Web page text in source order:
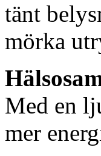
tänt
mörka
Med en
mer